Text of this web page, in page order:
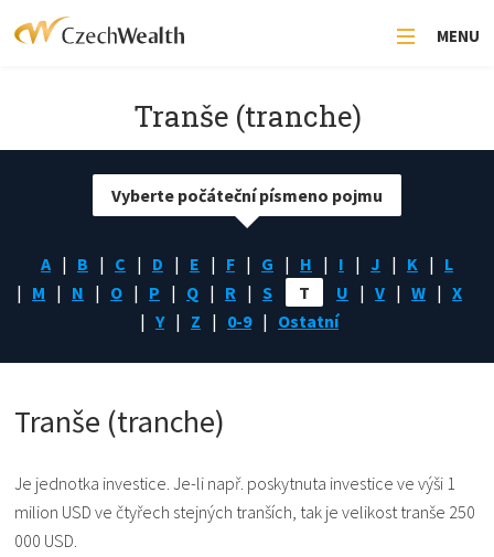
MENU
Tranše (tranche)
A B C D E F G H I J K
L
M
N O P Q R S T U V W
X
Y
Z 0-9 Ostatní
Vyberte počáteční písmeno pojmu
Tranše (tranche)
Je jednotka investice. Je-li např. poskytnuta investice ve výši 1
milion USD ve čtyřech stejných tranších, tak je velikost tranše 250
000 USD.